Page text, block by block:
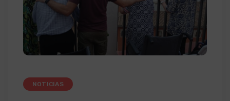
NOTICIAS